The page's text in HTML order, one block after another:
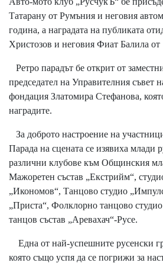
Татарану от Румъния и неговия
година, а наградата на публиката
Христозов и неговия Фиат Балила от
Ретро парадът бе открит от
председател на Управителния съвет
фондация Златомира Стефанова,
наградите.
За доброто настроение на
Парада на сцената се изявиха млади
различни клубове към Общинския
Мажоретен състав „Екстрийм“,
„Икономов“, Танцово студио
„Приста“, Фолклорно танцово
танцов състав „Аревахач“-Русе.
Една от най-успешните русенски
която също успя да се погрижи за